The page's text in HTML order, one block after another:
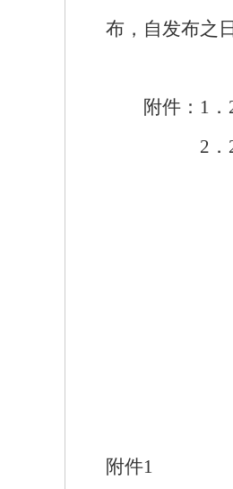
布，自发布之
附件： 1 ．
2 ．
附件1